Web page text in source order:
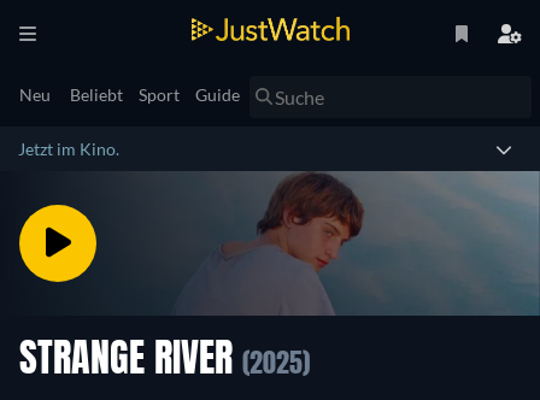
Neu Beliebt Sport Guide
Jetzt im Kino.
STRANGE RIVER (2025)